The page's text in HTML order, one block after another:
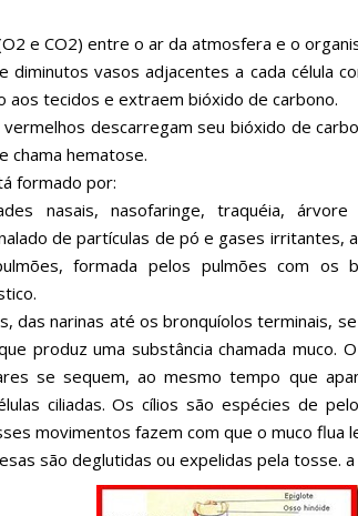
e CO2) entre o ar da atmosfera e o
diminutos vasos adjacentes a cada célula
aos tecidos e extraem bióxido de carbono.
descarregam seu bióxido de
chama hematose.
formado por:
nasais, nasofaringe, traquéia,
de partículas de pó e gases irritantes,
formada pelos pulmões com os
das narinas até os bronquíolos terminais,
produz uma substância chamada muco.
se sequem, ao mesmo tempo que
ciliadas. Os cílios são espécies de
movimentos fazem com que o muco flua
são deglutidas ou expelidas pela tosse.